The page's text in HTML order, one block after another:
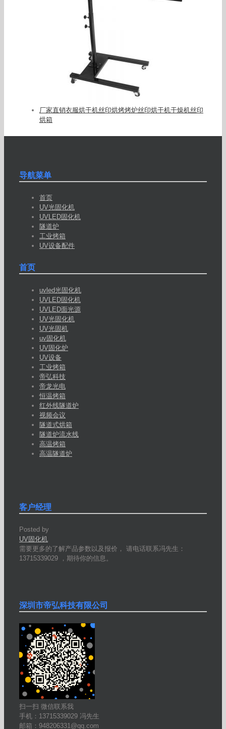
厂家直销衣服烘干机丝印烘烤烤炉丝印烘干机干燥机丝印
烘箱
导航菜单
首页
UV光固化机
UVLED固化机
隧道炉
工业烤箱
UV设备配件
首页
uvled光固化机
UVLED固化机
UVLED面光源
UV光固化机
UV光固机
uv固化机
UV固化炉
UV设备
工业烤箱
帝弘科技
帝龙光电
恒温烤箱
红外线隧道炉
视频会议
隧道式烘箱
隧道炉流水线
高温烤箱
高温隧道炉
客户经理
Posted by
UV固化机
需要更多的了解产品参数以及报价， 请电话联系冯先生：
13715339029 ，期待你的信息。
深圳市帝弘科技有限公司
扫一扫 微信联系我
手机：13715339029 冯先生
邮箱：948206331@qq.com